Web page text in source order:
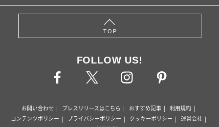
TOP
FOLLOW US!
お問い合わせ プレスリリースはこちら おすすめ記事
利用規約
コンテンツポリシー
プライバシーポリシー クッキーポリシー
運営会社